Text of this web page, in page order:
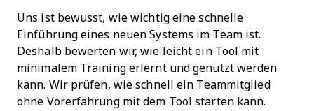
Uns ist bewusst, wie wichtig eine schnelle
Einführung eines neuen Systems im Team ist.
Deshalb bewerten wir, wie leicht ein Tool mit
minimalem Training erlernt und genutzt werden
kann. Wir prüfen, wie schnell ein Teammitglied
ohne Vorerfahrung mit dem Tool starten kann.